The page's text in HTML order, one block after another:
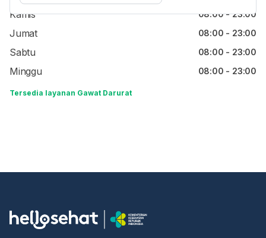
Kamis 08:00 - 23:00
Jumat 08:00 - 23:00
Sabtu 08:00 - 23:00
Minggu 08:00 - 23:00
Tersedia layanan Gawat Darurat